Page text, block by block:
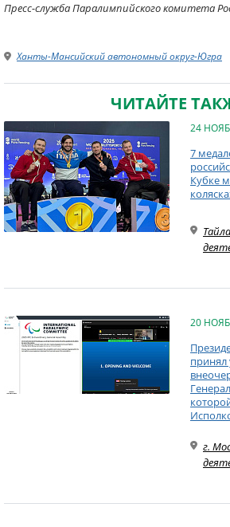
Пресс-служба Паралимпийского комитета
Ханты-Мансийский автономный округ-Югра
ЧИТАЙТЕ
24
7
Кубке
20
принял
г.